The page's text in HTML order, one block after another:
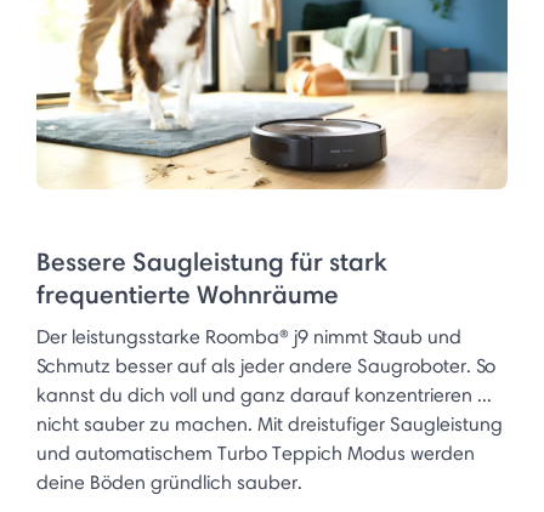
Bessere Saugleistung für stark
frequentierte Wohnräume
Der leistungsstarke Roomba® j9 nimmt Staub und
Schmutz besser auf als jeder andere Saugroboter. So
kannst du dich voll und ganz darauf konzentrieren ...
nicht sauber zu machen. Mit dreistufiger Saugleistung
und automatischem Turbo Teppich Modus werden
deine Böden gründlich sauber.